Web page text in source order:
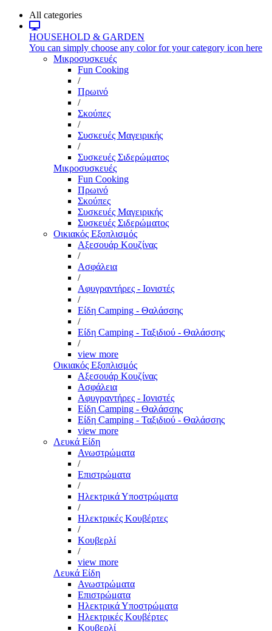
All categories
HOUSEHOLD & GARDEN
You can simply choose any color for your category icon here
Μικροσυσκευές
Fun Cooking
/
Πρωινό
/
Σκούπες
/
Συσκευές Μαγειρικής
/
Συσκευές Σιδερώματος
Μικροσυσκευές
Fun Cooking
Πρωινό
Σκούπες
Συσκευές Μαγειρικής
Συσκευές Σιδερώματος
Οικιακός Εξοπλισμός
Αξεσουάρ Κουζίνας
/
Ασφάλεια
/
Αφυγραντήρες - Ιονιστές
/
Είδη Camping - Θαλάσσης
/
Είδη Camping - Ταξιδιού - Θαλάσσης
/
view more
Οικιακός Εξοπλισμός
Αξεσουάρ Κουζίνας
Ασφάλεια
Αφυγραντήρες - Ιονιστές
Είδη Camping - Θαλάσσης
Είδη Camping - Ταξιδιού - Θαλάσσης
view more
Λευκά Είδη
Ανωστρώματα
/
Επιστρώματα
/
Ηλεκτρικά Υποστρώματα
/
Ηλεκτρικές Κουβέρτες
/
Κουβερλί
/
view more
Λευκά Είδη
Ανωστρώματα
Επιστρώματα
Ηλεκτρικά Υποστρώματα
Ηλεκτρικές Κουβέρτες
Κουβερλί